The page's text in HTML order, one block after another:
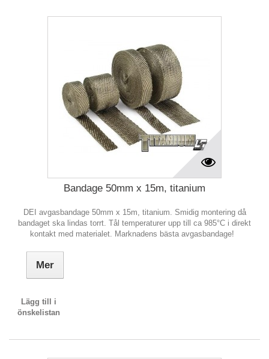
Bandage 50mm x 15m, titanium
DEI avgasbandage 50mm x 15m, titanium. Smidig montering då
bandaget ska lindas torrt. Tål temperaturer upp till ca 985°C i direkt
kontakt med materialet. Marknadens bästa avgasbandage!
Mer
Lägg till i
önskelistan